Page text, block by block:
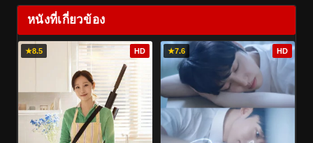
หนังที่เกี่ยวข้อง
★8.5 HD ★7.6 HD